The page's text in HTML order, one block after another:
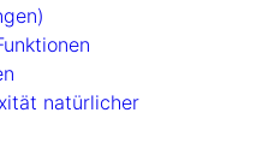
natürlicher